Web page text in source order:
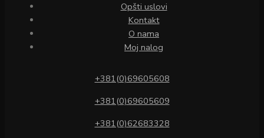
Opšti uslovi
Kontakt
O nama
Moj nalog
+381(0)69605608
+381(0)69605609
+381(0)62683328